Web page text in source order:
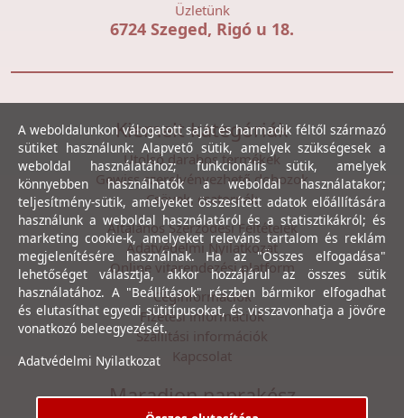
Üzletünk
6724 Szeged, Rigó u 18.
Kiemelt kategóriák
Utolsó darabos termékek
Gewiss szerelvényezhető dobozok
Csövek, csatornák
Általános Szerződési Feltételek
Adatvédelmi Nyilatkozat
Online vitarendezési platform
Céginformációk
Fizetési információk
Szállítási információk
Kapcsolat
Maradjon naprakész
A weboldalunkon válogatott saját és harmadik féltől származó
sütiket használunk: Alapvető sütik, amelyek szükségesek a
weboldal használatához; funkcionális sütik, amelyek
könnyebben használhatók a weboldal használatakor;
teljesítmény-sütik, amelyeket összesített adatok előállítására
használunk a weboldal használatáról és a statisztikákról; és
marketing cookie-k, amelyeket releváns tartalom és reklám
megjelenítésére használnak. Ha az "Összes elfogadása"
lehetőséget választja, akkor hozzájárul az összes sütik
használatához. A "Beállítások" részben bármikor elfogadhat
és elutasíthat egyedi sütitípusokat, és visszavonhatja a jövőre
vonatkozó beleegyezését.
Adatvédelmi Nyilatkozat